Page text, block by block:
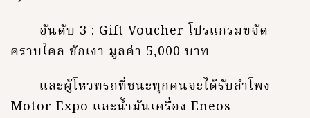
อันดับ 3 : Gift Voucher โปรแกรมขจัด
คราบไคล ชักเงา มูลค่า 5,000 บาท
และผู้โหวทรถที่ชนะทุกคนจะได้รับลำโพง
Motor Expo และน้ำมันเครื่อง Eneos